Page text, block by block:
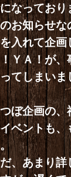
なっており
お知らせな
入れて企画
ＹＡ！が、
てしまいま
ぼ企画の、
ベントも、
、あまり詳